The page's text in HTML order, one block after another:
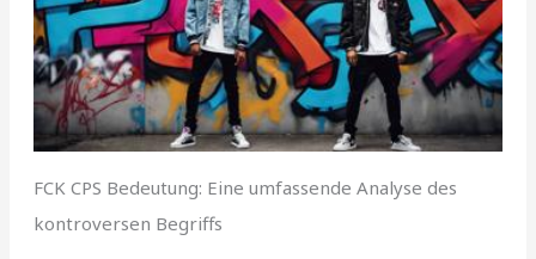
FCK CPS Bedeutung: Eine umfassende Analyse des
kontroversen Begriffs